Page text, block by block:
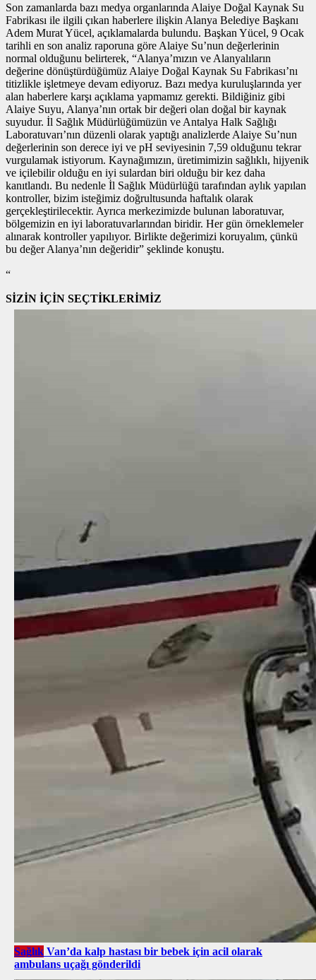
Son zamanlarda bazı medya organlarında Alaiye Doğal Kaynak Su
Fabrikası ile ilgili çıkan haberlere ilişkin Alanya Belediye Başkanı
Adem Murat Yücel, açıklamalarda bulundu. Başkan Yücel, 9 Ocak
tarihli en son analiz raporuna göre Alaiye Su’nun değerlerinin
normal olduğunu belirterek, “Alanya’mızın ve Alanyalıların
değerine dönüştürdüğümüz Alaiye Doğal Kaynak Su Fabrikası’nı
titizlikle işletmeye devam ediyoruz. Bazı medya kuruluşlarında yer
alan haberlere karşı açıklama yapmamız gerekti. Bildiğiniz gibi
Alaiye Suyu, Alanya’nın ortak bir değeri olan doğal bir kaynak
suyudur. İl Sağlık Müdürlüğümüzün ve Antalya Halk Sağlığı
Laboratuvarı’nın düzenli olarak yaptığı analizlerde Alaiye Su’nun
değerlerinin son derece iyi ve pH seviyesinin 7,59 olduğunu tekrar
vurgulamak istiyorum. Kaynağımızın, üretimimizin sağlıklı, hijyenik
ve içilebilir olduğu en iyi sulardan biri olduğu bir kez daha
kanıtlandı. Bu nedenle İl Sağlık Müdürlüğü tarafından aylık yapılan
kontroller, bizim isteğimiz doğrultusunda haftalık olarak
gerçekleştirilecektir. Ayrıca merkezimizde bulunan laboratuvar,
bölgemizin en iyi laboratuvarlarından biridir. Her gün örneklemeler
alınarak kontroller yapılıyor. Birlikte değerimizi koruyalım, çünkü
bu değer Alanya’nın değeridir” şeklinde konuştu.
“
SİZİN İÇİN SEÇTİKLERİMİZ
Sağlık Van’da kalp hastası bir bebek için acil olarak
ambulans uçağı gönderildi